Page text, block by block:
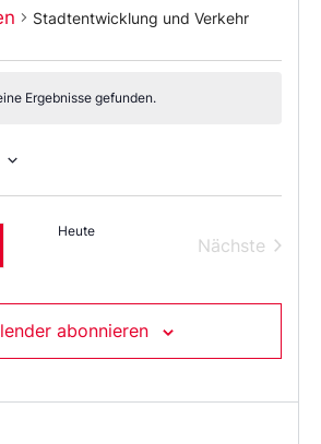
Stadtentwicklung und Verkehr
Ergebnisse gefunden.
Heute
Nächste
abonnieren